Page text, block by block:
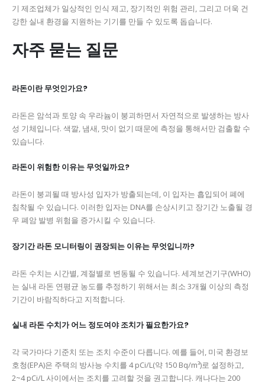
기 제조업체가 일상적인 인식 제고, 장기적인 위험 관리, 그리고 더욱 건
강한 실내 환경을 지원하는 기기를 만들 수 있도록 돕습니다.
자주 묻는 질문
라돈이란 무엇인가요?
라돈은 암석과 토양 속 우라늄이 붕괴하면서 자연적으로 발생하는 방사
성 기체입니다. 색깔, 냄새, 맛이 없기 때문에 측정을 통해서만 검출할 수
있습니다.
라돈이 위험한 이유는 무엇일까요?
라돈이 붕괴될 때 방사성 입자가 방출되는데, 이 입자는 흡입되어 폐에
침착될 수 있습니다. 이러한 입자는 DNA를 손상시키고 장기간 노출될 경
우 폐암 발병 위험을 증가시킬 수 있습니다.
장기간 라돈 모니터링이 권장되는 이유는 무엇입니까?
라돈 수치는 시간별, 계절별로 변동될 수 있습니다. 세계보건기구(WHO)
는 실내 라돈 연평균 농도를 추정하기 위해서는 최소 3개월 이상의 측정
기간이 바람직하다고 지적합니다.
실내 라돈 수치가 어느 정도여야 조치가 필요한가요?
각 국가마다 기준치 또는 조치 수준이 다릅니다. 예를 들어, 미국 환경보
호청(EPA)은 주택의 방사능 수치를 4 pCi/L(약 150 Bq/m³)로 설정하고,
2~4 pCi/L 사이에서는 조치를 고려할 것을 권고합니다. 캐나다는 200